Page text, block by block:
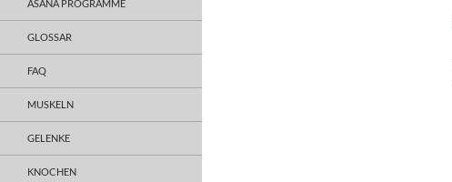
ASANA PROGRAMME
GLOSSAR
FAQ
MUSKELN
GELENKE
KNOCHEN